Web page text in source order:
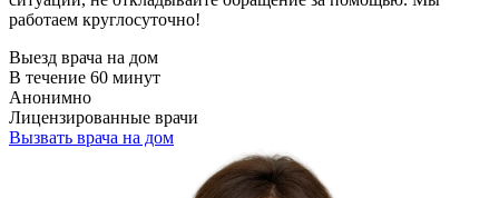
работаем круглосуточно!
Выезд врача на дом
В течение 60 минут
Анонимно
Лицензированные врачи
Вызвать врача на дом